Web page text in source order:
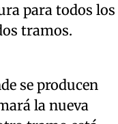
para todos los
tramos.
se producen
la nueva